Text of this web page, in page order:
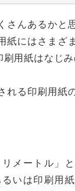
さんあるかと
にはさまざ
用紙はなじ
る印刷用紙
リメートル」
いは印刷用